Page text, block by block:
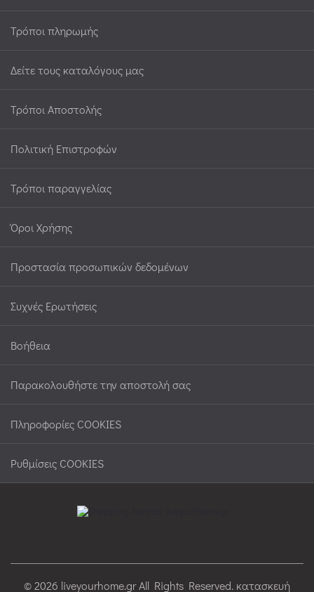
Τρόποι πληρωμής
Δείτε τους καταλόγους μας
Τρόποι Αποστολής
Πολιτική Επιστροφών
Τρόποι παραγγελίας
Όροι Χρήσης
Προστασία προσωπικών δεδομένων
Συχνές Ερωτήσεις
Βοήθεια
Παρακολουθήστε την αποστολή σας
Πληροφορίες COOKIES
Ρυθμίσεις COOKIES
© 2026 liveyourhome.gr All Rights Reserved. κατασκευή